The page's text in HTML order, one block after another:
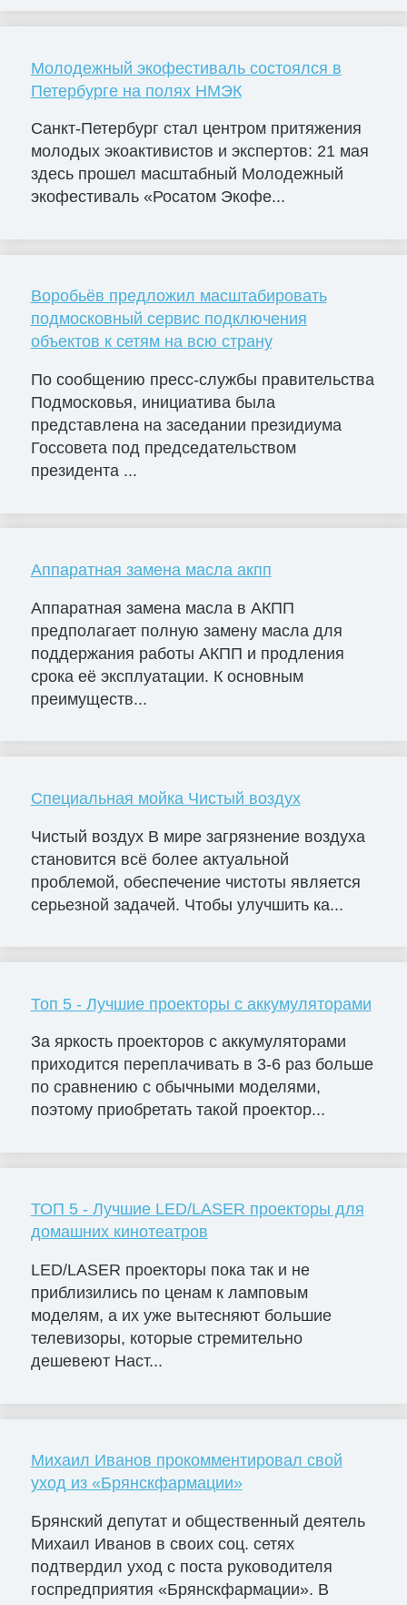
Молодежный экофестиваль состоялся в
Петербурге на полях НМЭК
Санкт-Петербург стал центром притяжения
молодых экоактивистов и экспертов: 21 мая
здесь прошел масштабный Молодежный
экофестиваль «Росатом Экофе...
Воробьёв предложил масштабировать
подмосковный сервис подключения
объектов к сетям на всю страну
По сообщению пресс-службы правительства
Подмосковья, инициатива была
представлена на заседании президиума
Госсовета под председательством
президента ...
Аппаратная замена масла акпп
Аппаратная замена масла в АКПП
предполагает полную замену масла для
поддержания работы АКПП и продления
срока её эксплуатации. К основным
преимуществ...
Специальная мойка Чистый воздух
Чистый воздух В мире загрязнение воздуха
становится всё более актуальной
проблемой, обеспечение чистоты является
серьезной задачей. Чтобы улучшить ка...
Топ 5 - Лучшие проекторы с аккумуляторами
За яркость проекторов с аккумуляторами
приходится переплачивать в 3-6 раз больше
по сравнению с обычными моделями,
поэтому приобретать такой проектор...
ТОП 5 - Лучшие LED/LASER проекторы для
домашних кинотеатров
LED/LASER проекторы пока так и не
приблизились по ценам к ламповым
моделям, а их уже вытесняют большие
телевизоры, которые стремительно
дешевеют Наст...
Михаил Иванов прокомментировал свой
уход из «Брянскфармации»
Брянский депутат и общественный деятель
Михаил Иванов в своих соц. сетях
подтвердил уход с поста руководителя
госпредприятия «Брянскфармации». В